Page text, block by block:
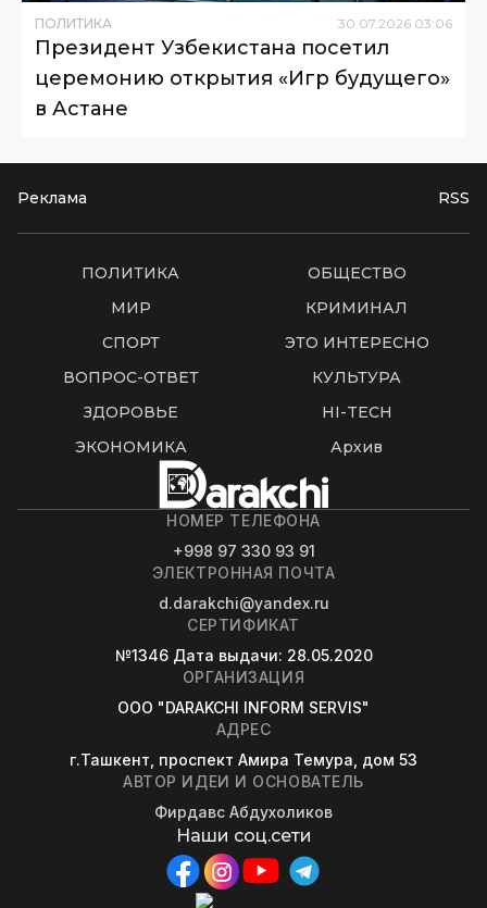
ПОЛИТИКА 30.07.2026 03:06
Президент Узбекистана посетил
церемонию открытия «Игр будущего»
в Астане
Реклама RSS
ПОЛИТИКА
ОБЩЕСТВО
МИР
КРИМИНАЛ
СПОРТ
ЭТО ИНТЕРЕСНО
ВОПРОС-ОТВЕТ
КУЛЬТУРА
ЗДОРОВЬЕ
HI-TECH
ЭКОНОМИКА
Архив
НОМЕР ТЕЛЕФОНА
+998 97 330 93 91
ЭЛЕКТРОННАЯ ПОЧТА
d.darakchi@yandex.ru
СЕРТИФИКАТ
№1346 Дата выдачи: 28.05.2020
ОРГАНИЗАЦИЯ
OOO "DARAKCHI INFORM SERVIS"
АДРЕС
г.Ташкент, проспект Амира Темура, дом 53
АВТОР ИДЕИ И ОСНОВАТЕЛЬ
Фирдавс Абдухоликов
Наши соц.сети